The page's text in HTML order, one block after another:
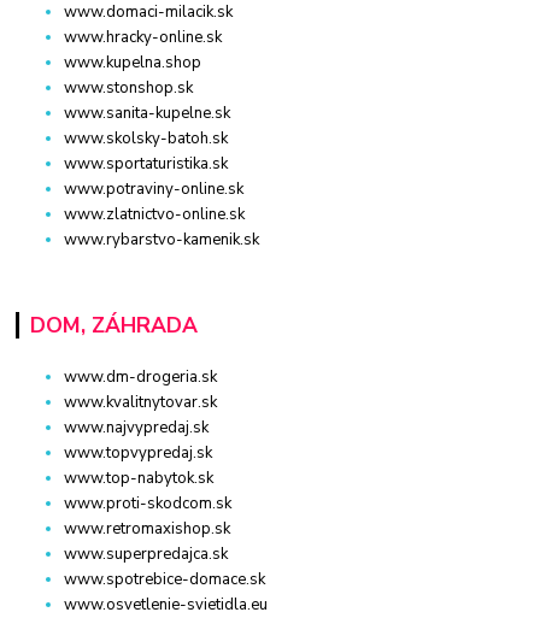
www.domaci-milacik.sk
www.hracky-online.sk
www.kupelna.shop
www.stonshop.sk
www.sanita-kupelne.sk
www.skolsky-batoh.sk
www.sportaturistika.sk
www.potraviny-online.sk
www.zlatnictvo-online.sk
www.rybarstvo-kamenik.sk
DOM, ZÁHRADA
www.dm-drogeria.sk
www.kvalitnytovar.sk
www.najvypredaj.sk
www.topvypredaj.sk
www.top-nabytok.sk
www.proti-skodcom.sk
www.retromaxishop.sk
www.superpredajca.sk
www.spotrebice-domace.sk
www.osvetlenie-svietidla.eu